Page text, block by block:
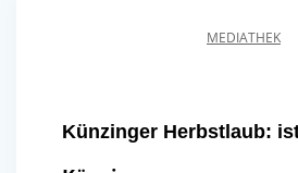
MEDIATHEK
Künzinger Herbstlaub: